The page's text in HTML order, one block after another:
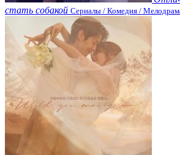
стать собакой Сериалы / Комедия /